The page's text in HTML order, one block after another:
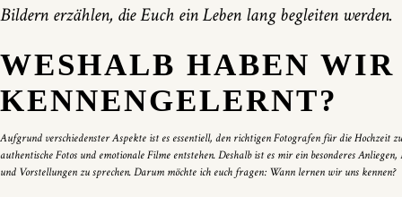
Bildern erzählen, die Euch ein Leben lang begleiten werden.
WESHALB HABEN
KENNENGELERNT?
Aufgrund verschiedenster Aspekte ist es essentiell, den richtigen Fotografen für die Hochzeit
authentische Fotos und emotionale Filme entstehen. Deshalb ist es mir ein besonderes
und Vorstellungen zu sprechen. Darum möchte ich euch fragen: Wann lernen wir uns kennen?